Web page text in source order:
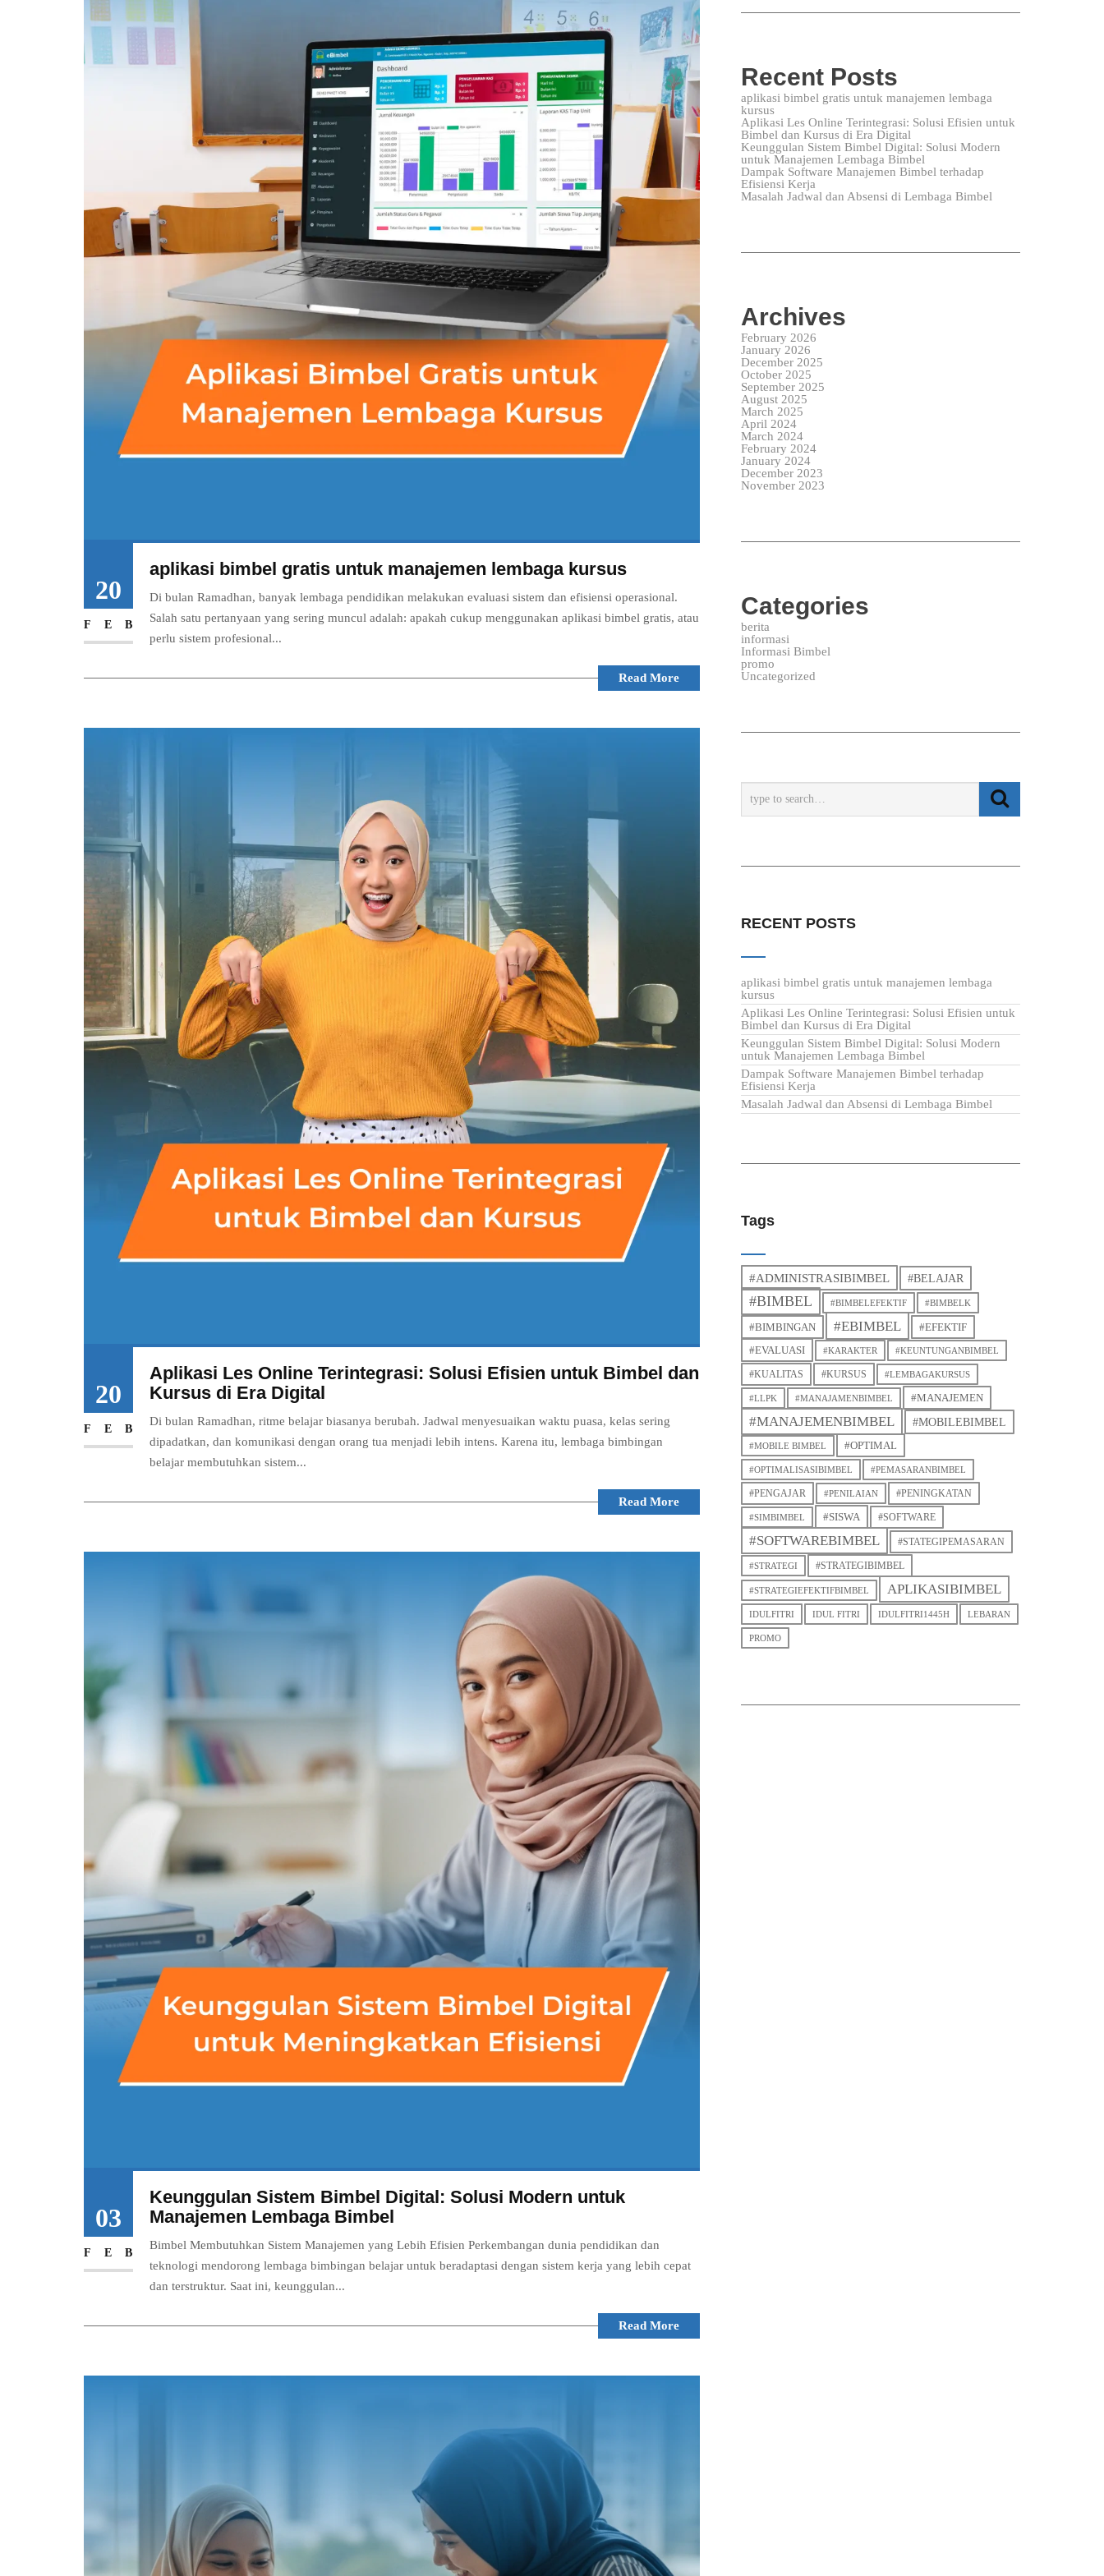
20
FEB
aplikasi bimbel gratis untuk manajemen lembaga kursus
Di bulan Ramadhan, banyak lembaga pendidikan melakukan evaluasi sistem dan efisiensi operasional.
Salah satu pertanyaan yang sering muncul adalah: apakah cukup menggunakan aplikasi bimbel gratis, atau
perlu sistem profesional...
Read More
20
FEB
Aplikasi Les Online Terintegrasi: Solusi Efisien untuk Bimbel dan
Kursus di Era Digital
Di bulan Ramadhan, ritme belajar biasanya berubah. Jadwal menyesuaikan waktu puasa, kelas sering
dipadatkan, dan komunikasi dengan orang tua menjadi lebih intens. Karena itu, lembaga bimbingan
belajar membutuhkan sistem...
Read More
03
FEB
Keunggulan Sistem Bimbel Digital: Solusi Modern untuk
Manajemen Lembaga Bimbel
Bimbel Membutuhkan Sistem Manajemen yang Lebih Efisien Perkembangan dunia pendidikan dan
teknologi mendorong lembaga bimbingan belajar untuk beradaptasi dengan sistem kerja yang lebih cepat
dan terstruktur. Saat ini, keunggulan...
Read More
Recent Posts
aplikasi bimbel gratis untuk manajemen lembaga
kursus
Aplikasi Les Online Terintegrasi: Solusi Efisien untuk
Bimbel dan Kursus di Era Digital
Keunggulan Sistem Bimbel Digital: Solusi Modern
untuk Manajemen Lembaga Bimbel
Dampak Software Manajemen Bimbel terhadap
Efisiensi Kerja
Masalah Jadwal dan Absensi di Lembaga Bimbel
Archives
February 2026
January 2026
December 2025
October 2025
September 2025
August 2025
March 2025
April 2024
March 2024
February 2024
January 2024
December 2023
November 2023
Categories
berita
informasi
Informasi Bimbel
promo
Uncategorized
RECENT POSTS
aplikasi bimbel gratis untuk manajemen lembaga
kursus
Aplikasi Les Online Terintegrasi: Solusi Efisien untuk
Bimbel dan Kursus di Era Digital
Keunggulan Sistem Bimbel Digital: Solusi Modern
untuk Manajemen Lembaga Bimbel
Dampak Software Manajemen Bimbel terhadap
Efisiensi Kerja
Masalah Jadwal dan Absensi di Lembaga Bimbel
Tags
#ADMINISTRASIBIMBEL #BELAJAR
#BIMBEL #BIMBELEFEKTIF #BIMBELK
#BIMBINGAN #EBIMBEL
#EFEKTIF
#EVALUASI
#KARAKTER #KEUNTUNGANBIMBEL
#KUALITAS #KURSUS #LEMBAGAKURSUS
#LLPK #MANAJAMENBIMBEL #MANAJEMEN
#MANAJEMENBIMBEL #MOBILEBIMBEL
#MOBILE BIMBEL #OPTIMAL
#OPTIMALISASIBIMBEL #PEMASARANBIMBEL
#PENGAJAR #PENILAIAN #PENINGKATAN
#SIMBIMBEL #SISWA #SOFTWARE
#SOFTWAREBIMBEL #STATEGIPEMASARAN
#STRATEGI #STRATEGIBIMBEL
#STRATEGIEFEKTIFBIMBEL APLIKASIBIMBEL
IDULFITRI IDUL FITRI IDULFITRI1445H LEBARAN
PROMO